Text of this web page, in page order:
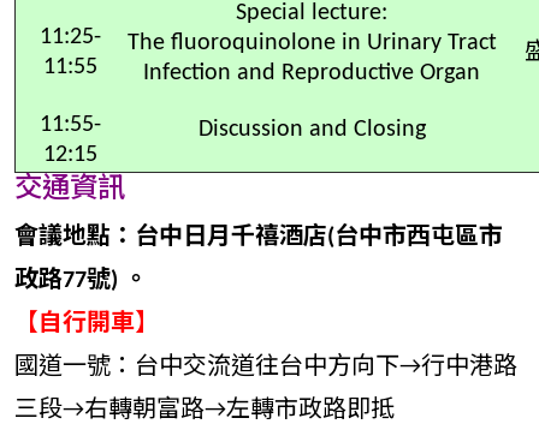
11:25-
11:55
Special lecture:
The fluoroquinolone in Urinary Tract
Infection and Reproductive Organ
11:55-
12:15
Discussion and Closing
交通資訊
會議地點：台中日月千禧酒店(台中市西屯區市
政路77號) 。
【自行開車】
國道一號：台中交流道往台中方向下→行中港路
三段→右轉朝富路→左轉市政路即抵